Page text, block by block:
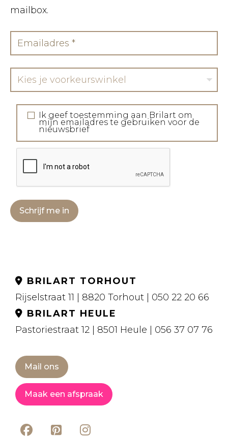
mailbox.
Kies je voorkeurswinkel
Ik geef toestemming aan Brilart om
mijn emailadres te gebruiken voor de
nieuwsbrief
Schrijf me in
BRILART TORHOUT
Rijselstraat 11 | 8820 Torhout | 050 22 20 66
BRILART HEULE
Pastoriestraat 12 | 8501 Heule | 056 37 07 76
Mail ons
Maak een afspraak